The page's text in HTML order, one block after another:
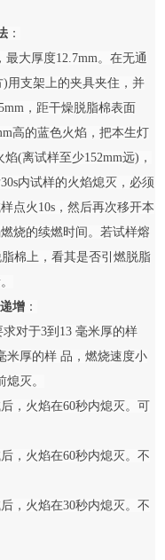
：
最大厚度12.7mm。在无通
)用支架上的夹具夹住，并
，距干燥脱脂棉表面
高的蓝色火焰，把本生灯
(离试样至少152mm远)，
内试样的火焰熄灭，必须
点火10s，然后再次移开本
烧的续燃时间。若试样熔
棉上，看其是否引燃脱脂
增 ：
对于3到13 毫米厚的样
米厚的样 品，燃烧速度小
灭。
，火焰在60秒内熄灭。可
，火焰在60秒内熄灭。不
，火焰在30秒内熄灭。不